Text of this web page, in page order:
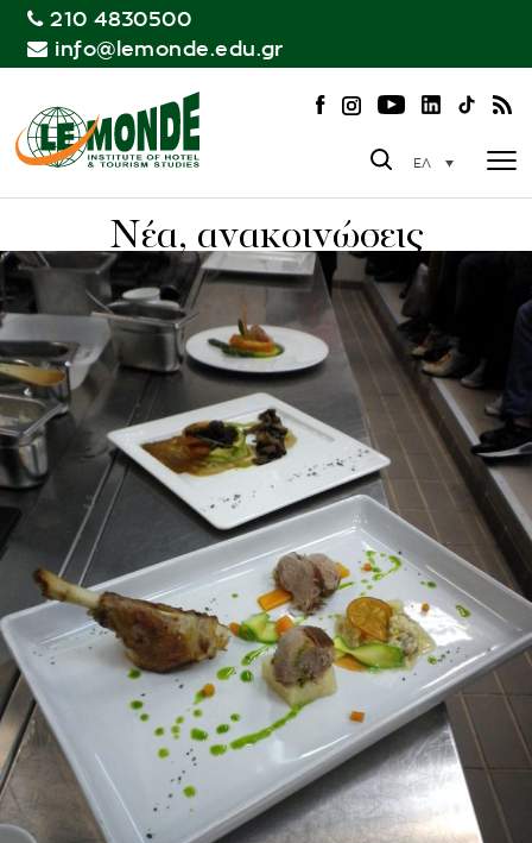
210 4830500
info@lemonde.edu.gr
ΕΛ
Νέα, ανακοινώσεις